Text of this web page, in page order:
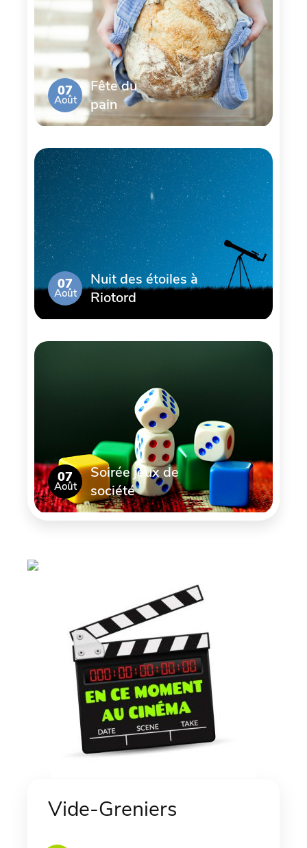
07
Août
Fête du
pain
07
Août
Nuit des étoiles à
Riotord
07
Août
Soirée jeux de
société
Vide-Greniers